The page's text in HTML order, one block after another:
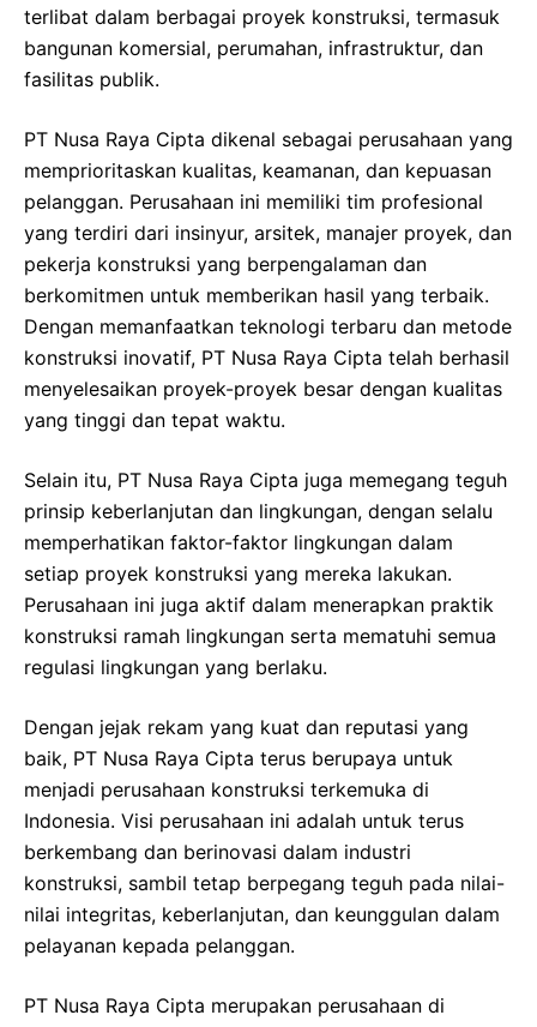
terlibat dalam berbagai proyek konstruksi, termasuk
bangunan komersial, perumahan, infrastruktur, dan
fasilitas publik.
PT Nusa Raya Cipta dikenal sebagai perusahaan yang
memprioritaskan kualitas, keamanan, dan kepuasan
pelanggan. Perusahaan ini memiliki tim profesional
yang terdiri dari insinyur, arsitek, manajer proyek, dan
pekerja konstruksi yang berpengalaman dan
berkomitmen untuk memberikan hasil yang terbaik.
Dengan memanfaatkan teknologi terbaru dan metode
konstruksi inovatif, PT Nusa Raya Cipta telah berhasil
menyelesaikan proyek-proyek besar dengan kualitas
yang tinggi dan tepat waktu.
Selain itu, PT Nusa Raya Cipta juga memegang teguh
prinsip keberlanjutan dan lingkungan, dengan selalu
memperhatikan faktor-faktor lingkungan dalam
setiap proyek konstruksi yang mereka lakukan.
Perusahaan ini juga aktif dalam menerapkan praktik
konstruksi ramah lingkungan serta mematuhi semua
regulasi lingkungan yang berlaku.
Dengan jejak rekam yang kuat dan reputasi yang
baik, PT Nusa Raya Cipta terus berupaya untuk
menjadi perusahaan konstruksi terkemuka di
Indonesia. Visi perusahaan ini adalah untuk terus
berkembang dan berinovasi dalam industri
konstruksi, sambil tetap berpegang teguh pada nilai-
nilai integritas, keberlanjutan, dan keunggulan dalam
pelayanan kepada pelanggan.
PT Nusa Raya Cipta merupakan perusahaan di